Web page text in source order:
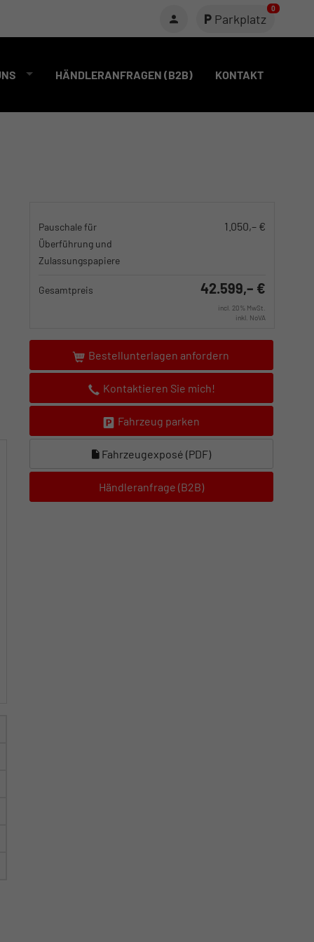
Parkplatz
0
HÄNDLERANFRAGEN (B2B) KONTAKT
Pauschale für
Überführung und
Zulassungspapiere
1.050,– €
Gesamtpreis 42.599,– €
incl. 20% MwSt.
inkl. NoVA
Bestellunterlagen anfordern
Kontaktieren Sie mich!
Fahrzeug parken
Fahrzeugexposé (PDF)
Händleranfrage (B2B)